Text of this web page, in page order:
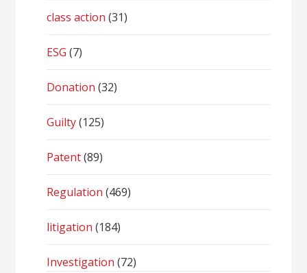
class action (31)
ESG (7)
Donation (32)
Guilty(125)
Patent(89)
Regulation (469)
litigation (184)
Investigation (72)